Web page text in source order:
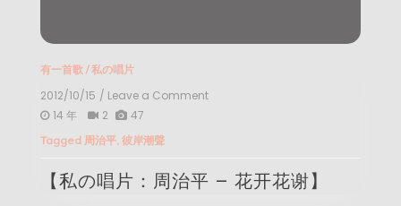
有一首歌/私の唱片
2012/10/15 / Leave a Commenton
14 年 2 47
Tagged 周治平, 彼岸潮聲
【私の唱片：周治平 – 花开花谢】